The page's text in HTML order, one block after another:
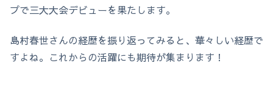
プで三大大会デビューを果たします。
島村春世さんの経歴を振り返ってみると、華々しい経歴で
すよね。これからの活躍にも期待が集まります！